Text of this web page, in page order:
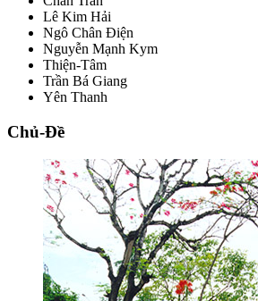
Lê Kim Hải
Ngô Chân Điện
Nguyễn Mạnh Kym
Thiện-Tâm
Trần Bá Giang
Yên Thanh
Chủ-Đề